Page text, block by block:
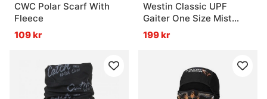
CWC Polar Scarf With
Fleece
109 kr
Westin Classic UPF
Gaiter One Size Mist
Grey
199 kr